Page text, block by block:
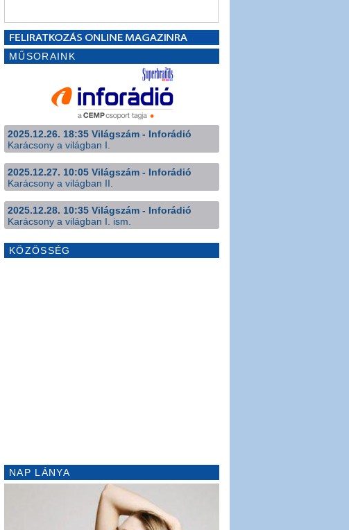
MŰSORAINK
2025.12.26. 18:35 Világszám - Inforádió
Karácsony a világban I.
2025.12.27. 10:05 Világszám - Inforádió
Karácsony a világban II.
2025.12.28. 10:35 Világszám - Inforádió
Karácsony a világban I. ism.
KÖZÖSSÉG
NAP LÁNYA